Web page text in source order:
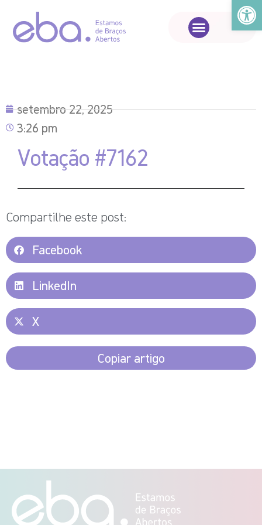
Abrir
setembro 22, 2025
3:26 pm
Votação #7162
Compartilhe este post:
Facebook
LinkedIn
X
Copiar artigo